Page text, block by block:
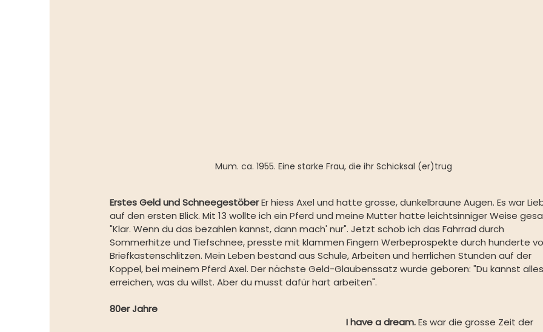
Mum. ca. 1955. Eine starke Frau, die ihr Schicksal (er)trug
Erstes Geld und Schneegestöber Er hiess Axel und hatte grosse, dunkelbraune Augen. Es war
auf den ersten Blick. Mit 13 wollte ich ein Pferd und meine Mutter hatte leichtsinniger Weise
"Klar. Wenn du das bezahlen kannst, dann mach' nur". Jetzt schob ich das Fahrrad durch
Sommerhitze und Tiefschnee, presste mit klammen Fingern Werbeprospekte durch hunderte
Briefkastenschlitzen. Mein Leben bestand aus Schule, Arbeiten und herrlichen Stunden auf der
Koppel, bei meinem Pferd Axel. Der nächste Geld-Glaubenssatz wurde geboren: "Du kannst alles
erreichen, was du willst. Aber du musst dafür hart arbeiten".
80er Jahre
I have a dream. Es war die grosse Zeit der